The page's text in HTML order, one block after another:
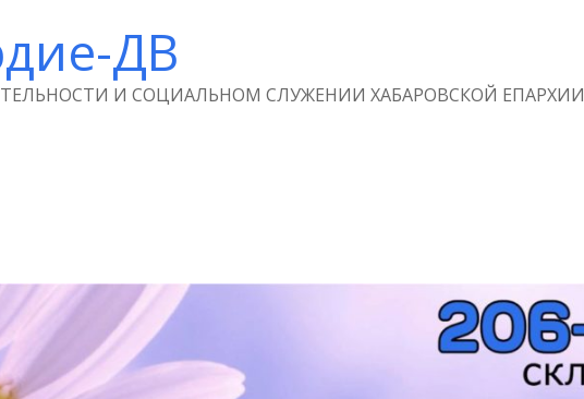
ДВ
И СОЦИАЛЬНОМ СЛУЖЕНИИ ХАБАРОВСКОЙ ЕПАРХИИ